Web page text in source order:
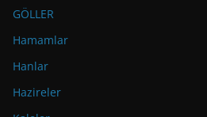
GÖLLER
Hamamlar
Hanlar
Hazireler